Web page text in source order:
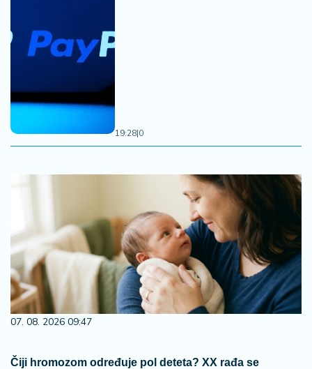
19:28|0
07. 08. 2026 09:47
Čiji hromozom određuje pol deteta? XX rađa se